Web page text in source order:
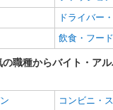
ドライバー
飲食・フード
職種からバイト・ア
コンビニ・